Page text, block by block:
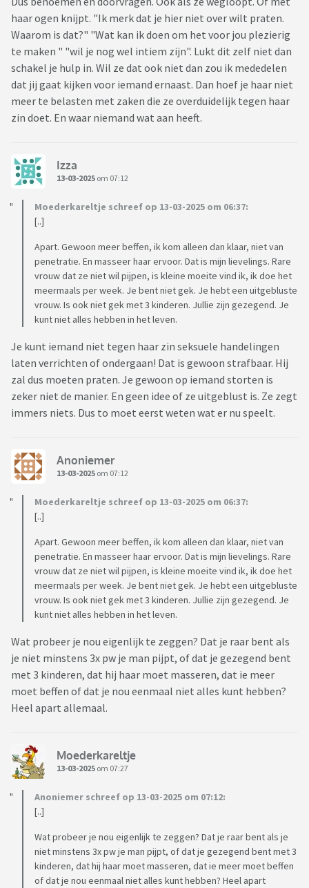
haar ogen knijpt. "Ik merk dat je hier niet over wilt praten.
Waarom is dat?" "Wat kan ik doen om het voor jou plezierig
te maken " "wil je nog wel intiem zijn". Lukt dit zelf niet dan
schakel je hulp in. Wil ze dat ook niet dan zou ik mededelen
dat jij gaat kijken voor iemand ernaast. Dan hoef je haar niet
meer te belasten met zaken die ze overduidelijk tegen haar
zin doet. En waar niemand wat aan heeft.
Izza
13-03-2025 om 07:12
Moederkareltje schreef op 13-03-2025 om 06:37:
[..]
Apart. Gewoon meer beffen, ik kom alleen dan klaar, niet van
penetratie. En masseer haar ervoor. Dat is mijn lievelings. Rare
vrouw dat ze niet wil pijpen, is kleine moeite vind ik, ik doe het
meermaals per week. Je bent niet gek. Je hebt een uitgebluste
vrouw. Is ook niet gek met 3 kinderen. Jullie zijn gezegend. Je
kunt niet alles hebben in het leven.
Je kunt iemand niet tegen haar zin seksuele handelingen
laten verrichten of ondergaan! Dat is gewoon strafbaar. Hij
zal dus moeten praten. Je gewoon op iemand storten is
zeker niet de manier. En geen idee of ze uitgeblust is. Ze zegt
immers niets. Dus to moet eerst weten wat er nu speelt.
Anoniemer
13-03-2025 om 07:12
Moederkareltje schreef op 13-03-2025 om 06:37:
[..]
Apart. Gewoon meer beffen, ik kom alleen dan klaar, niet van
penetratie. En masseer haar ervoor. Dat is mijn lievelings. Rare
vrouw dat ze niet wil pijpen, is kleine moeite vind ik, ik doe het
meermaals per week. Je bent niet gek. Je hebt een uitgebluste
vrouw. Is ook niet gek met 3 kinderen. Jullie zijn gezegend. Je
kunt niet alles hebben in het leven.
Wat probeer je nou eigenlijk te zeggen? Dat je raar bent als
je niet minstens 3x pw je man pijpt, of dat je gezegend bent
met 3 kinderen, dat hij haar moet masseren, dat ie meer
moet beffen of dat je nou eenmaal niet alles kunt hebben?
Heel apart allemaal.
Moederkareltje
13-03-2025 om 07:27
Anoniemer schreef op 13-03-2025 om 07:12:
[..]
Wat probeer je nou eigenlijk te zeggen? Dat je raar bent als je
niet minstens 3x pw je man pijpt, of dat je gezegend bent met 3
kinderen, dat hij haar moet masseren, dat ie meer moet beffen
of dat je nou eenmaal niet alles kunt hebben? Heel apart